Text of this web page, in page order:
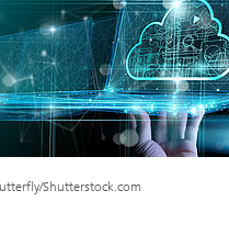
Shutterstock.com